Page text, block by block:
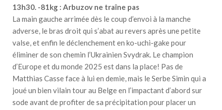
13h30. -81kg : Arbuzov ne traîne pas
La main gauche arrimée dès le coup d’envoi à la manche
adverse, le bras droit qui s’abat au revers après une petite
valse, et enfin le déclenchement en ko-uchi-gake pour
éliminer de son chemin l’Ukrainien Svydrak. Le champion
d’Europe et du monde 2025 est dans la place! Pas de
Matthias Casse face à lui en demie, mais le Serbe Simin qui a
joué un bien vilain tour au Belge en l’impactant d’abord sur
sode avant de profiter de sa précipitation pour placer un